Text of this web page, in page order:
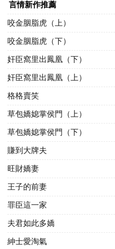
言情新作推薦
咬金胭脂虎（上）
咬金胭脂虎（下）
奸臣窩里出鳳凰（下）
奸臣窩里出鳳凰（上）
格格賣笑
草包嬌媳掌侯門（上）
草包嬌媳掌侯門（下）
賺到大牌夫
旺財嬌妻
王子的前妻
罪臣這一家
夫君如此多嬌
紳士愛淘氣